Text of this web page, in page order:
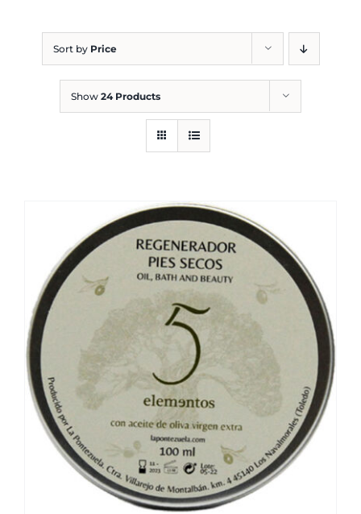
Sort by Price
Show 24 Products